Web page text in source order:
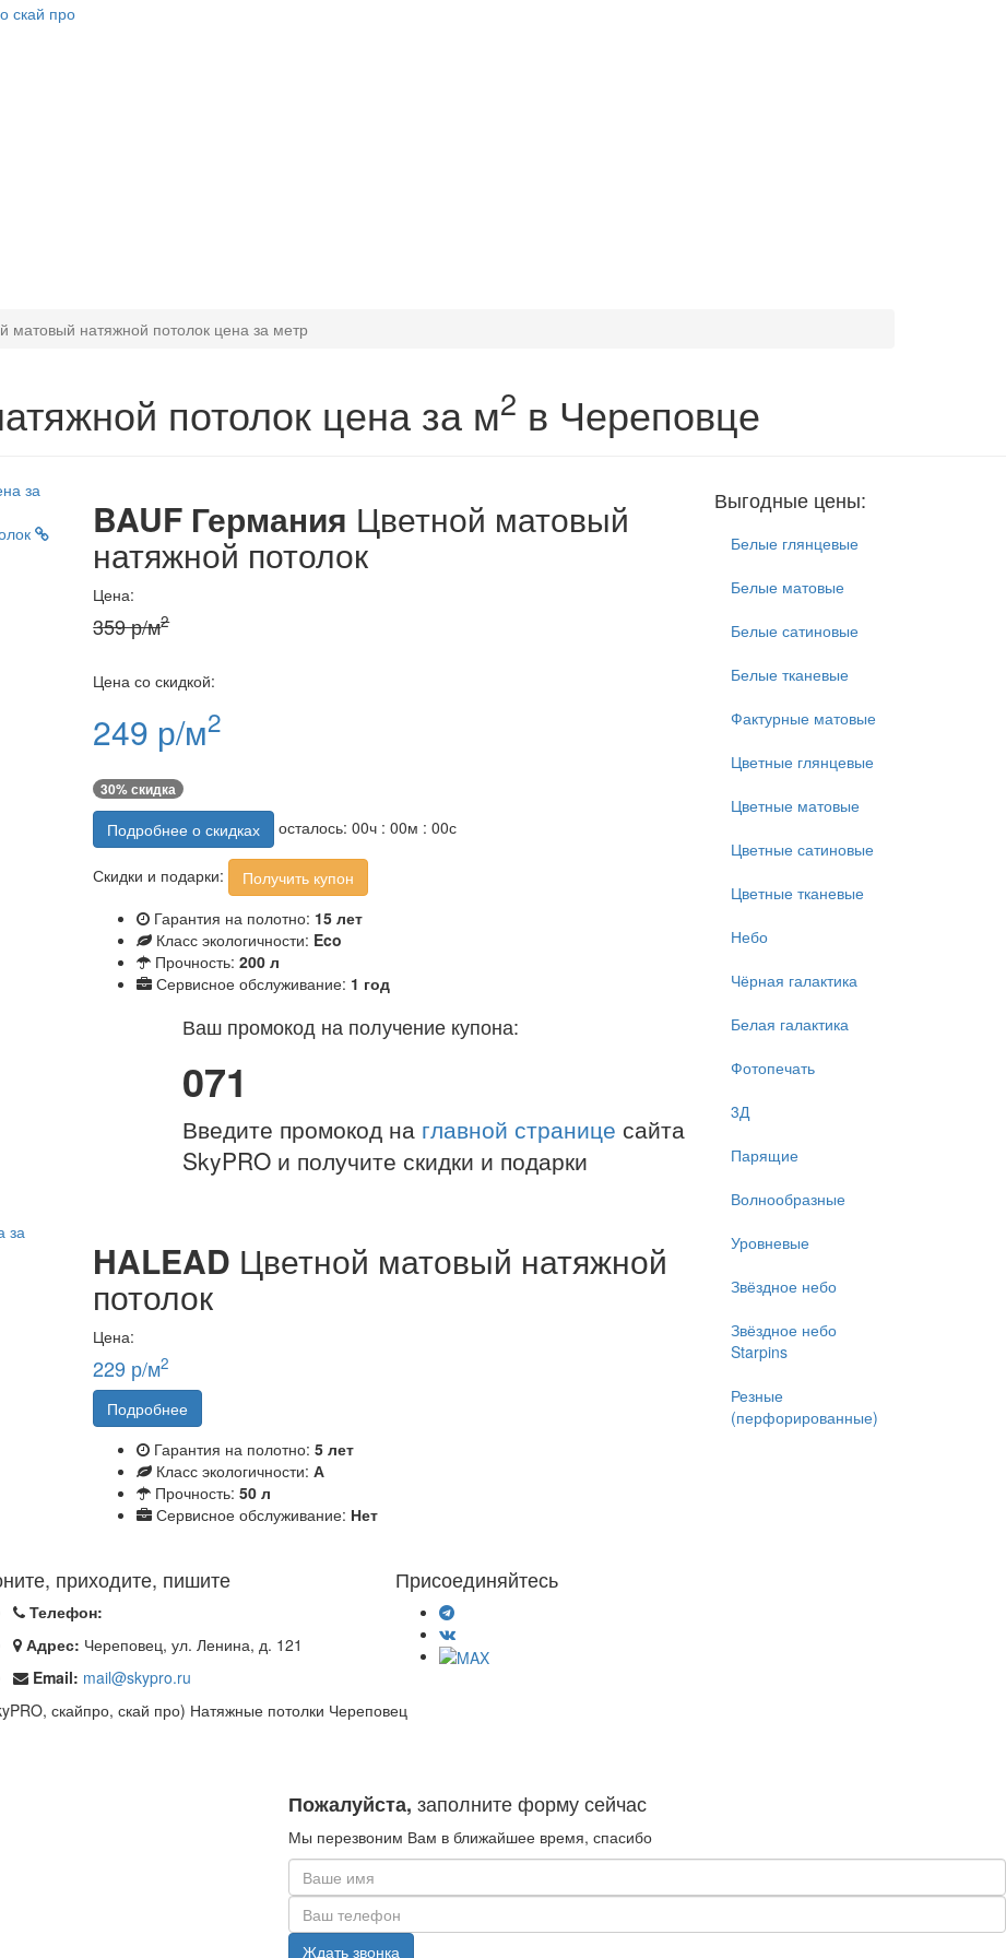
матовый натяжной потолок цена за метр
потолок цена за м2 в Череповце
BAUF Германия Цветной матовый
натяжной потолок
Цена:
359 р/м2
Цена со скидкой:
249 р/м2
30% скидка
Подробнее о скидках осталось:00ч :00м :00с
Скидки и подарки:
Получить купон
Гарантия на полотно: 15 лет
Класс экологичности: Eco
Прочность:200 л
Сервисное обслуживание: 1 год
Ваш промокод на получение купона:
071
Введите промокод на главной странице сайта
SkyPRO и получите скидки и подарки
HALEAD Цветной матовый натяжной
потолок
Цена:
229 р/м2
Подробнее
Гарантия на полотно:5 лет
Класс экологичности:А
Прочность:50 л
Сервисное обслуживание: Нет
Выгодные цены:
Белые глянцевые
Белые матовые
Белые сатиновые
Белые тканевые
Фактурные матовые
Цветные глянцевые
Цветные матовые
Цветные сатиновые
Цветные тканевые
Небо
Чёрная галактика
Белая галактика
Фотопечать
3Д
Парящие
Волнообразные
Уровневые
Звёздное небо
Звёздное небо
Starpins
Резные
(перфорированные)
приходите, пишите
Телефон:
Адрес: Череповец, ул. Ленина, д. 121
Email: mail@skypro.ru
Присоединяйтесь
скайпро, скай про) Натяжные потолки Череповец
Пожалуйста, заполните форму сейчас
Мы перезвоним Вам в ближайшее время, спасибо